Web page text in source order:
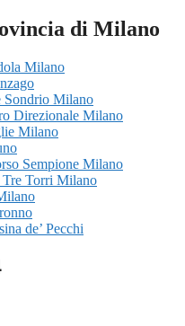
di Milano
Milano
Sondrio Milano
Direzionale Milano
Milano
Sempione Milano
Tre Torri Milano
de’ Pecchi